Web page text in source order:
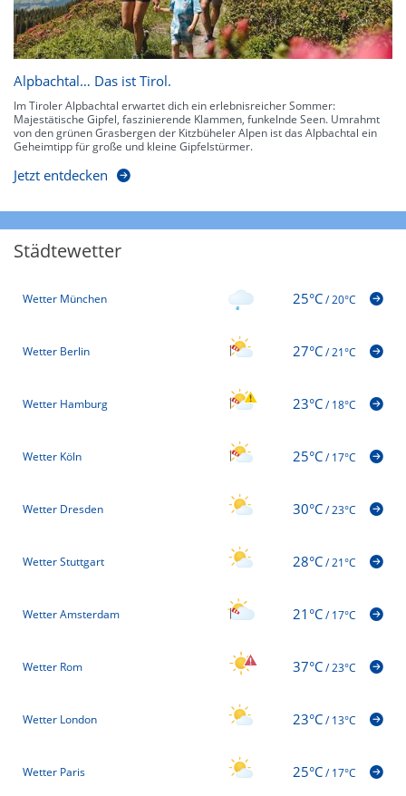
Alpbachtal… Das ist Tirol.
Im Tiroler Alpbachtal erwartet dich ein erlebnisreicher Sommer:
Majestätische Gipfel, faszinierende Klammen, funkelnde Seen. Umrahmt
von den grünen Grasbergen der Kitzbüheler Alpen ist das Alpbachtal ein
Geheimtipp für große und kleine Gipfelstürmer.
Jetzt entdecken
Städtewetter
Wetter München 25°C/20°C
Wetter Berlin 27°C/21°C
Wetter Hamburg 23°C/18°C
Wetter Köln 25°C/17°C
Wetter Dresden 30°C/23°C
Wetter Stuttgart 28°C/21°C
Wetter Amsterdam 21°C/17°C
Wetter Rom 37°C/23°C
Wetter London 23°C/13°C
Wetter Paris 25°C/17°C